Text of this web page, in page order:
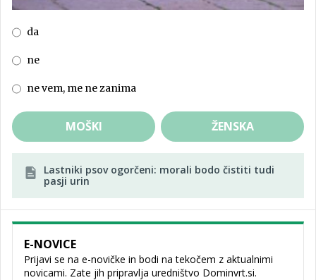
da
ne
ne vem, me ne zanima
MOŠKI ŽENSKA
Lastniki psov ogorčeni: morali bodo čistiti tudi
pasji urin
E-NOVICE
Prijavi se na e-novičke in bodi na tekočem z aktualnimi
novicami. Zate jih pripravlja uredništvo Dominvrt.si.